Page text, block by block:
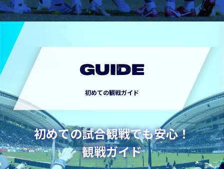
GUIDE
初めての観戦ガイド
初めての試合観戦でも安心！
観戦ガイド